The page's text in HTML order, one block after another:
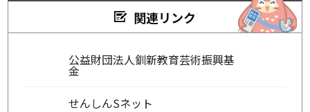
関連リンク
公益財団法人釧新教育芸術振興基
金
せんしんSネット